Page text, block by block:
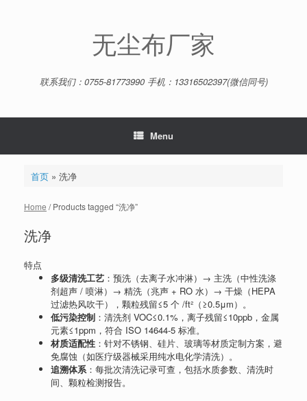
无尘布厂家
联系我们：0755-81773990 手机：13316502397(微信同号)
Menu
首页» 洗净
Home / Products tagged “洗净”
洗净
特点
多级清洗工艺 ：预洗（去离子水冲淋）→ 主洗（中性洗涤
剂超声 / 喷淋）→ 精洗（兆声 + RO 水）→ 干燥（HEPA
过滤热风吹干），颗粒残留≤5 个 /ft²（≥0.5μm）。
低污染控制 ：清洗剂 VOC≤0.1%，离子残留≤10ppb，金属
元素≤1ppm，符合 ISO 14644-5 标准。
材质适配性 ：针对不锈钢、硅片、玻璃等材质定制方案，避
免腐蚀（如医疗级器械采用纯水电化学清洗）。
追溯体系：每批次清洗记录可查，包括水质参数、清洗时
间、颗粒检测报告。